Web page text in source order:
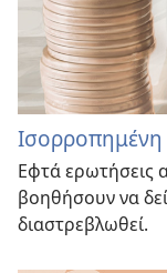
Εφτά ερωτήσεις
βοηθήσουν να
διαστρεβλωθεί.